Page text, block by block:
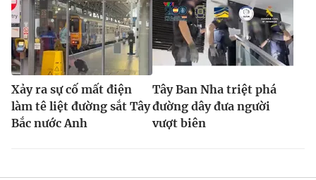
Xảy ra sự cố mất điện
làm tê liệt đường sắt Tây
Bắc nước Anh
Tây Ban Nha triệt phá
đường dây đưa người
vượt biên